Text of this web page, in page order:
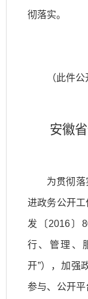
彻落实。
（此件公
安徽
为贯彻
进政务公开
发〔2016〕
行、管理、
开”），加强
参与、公开